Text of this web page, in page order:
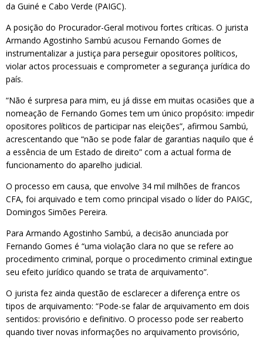
da Guiné e Cabo Verde (PAIGC).
A posição do Procurador-Geral motivou fortes críticas. O jurista
Armando Agostinho Sambú acusou Fernando Gomes de
instrumentalizar a justiça para perseguir opositores políticos,
violar actos processuais e comprometer a segurança jurídica do
país.
“Não é surpresa para mim, eu já disse em muitas ocasiões que a
nomeação de Fernando Gomes tem um único propósito: impedir
opositores políticos de participar nas eleições”, afirmou Sambú,
acrescentando que “não se pode falar de garantias naquilo que é
a essência de um Estado de direito” com a actual forma de
funcionamento do aparelho judicial.
O processo em causa, que envolve 34 mil milhões de francos
CFA, foi arquivado e tem como principal visado o líder do PAIGC,
Domingos Simões Pereira.
Para Armando Agostinho Sambú, a decisão anunciada por
Fernando Gomes é “uma violação clara no que se refere ao
procedimento criminal, porque o procedimento criminal extingue
seu efeito jurídico quando se trata de arquivamento”.
O jurista fez ainda questão de esclarecer a diferença entre os
tipos de arquivamento: “Pode-se falar de arquivamento em dois
sentidos: provisório e definitivo. O processo pode ser reaberto
quando tiver novas informações no arquivamento provisório,